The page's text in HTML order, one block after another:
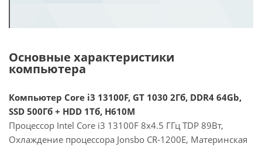
Основные характеристики
компьютера
Компьютер Core i3 13100F, GT 1030 2Гб, DDR4 64Gb,
SSD 500Гб + HDD 1Тб, H610M
Процессор Intel Core i3 13100F 8x4.5 ГГц TDP 89Вт,
Охлаждение процессора Jonsbo CR-1200E, Материнская